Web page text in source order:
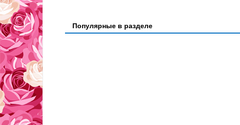
Популярные в разделе